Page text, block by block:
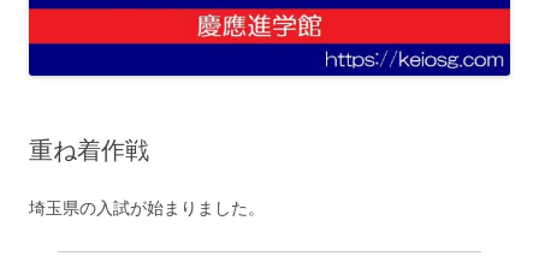
重ね着作戦
埼玉県の入試が始まりました。